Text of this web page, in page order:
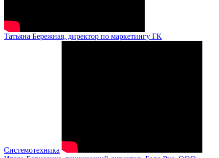
Татьяна Бережная, директор по маркетингу ГК
Системотехника